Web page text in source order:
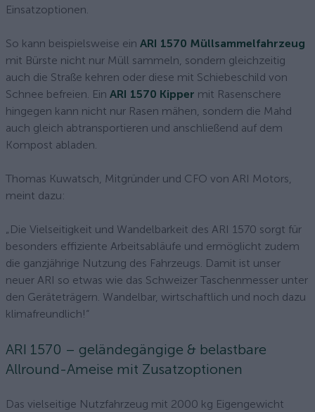
Einsatzoptionen.
So kann beispielsweise ein ARI 1570 Müllsammelfahrzeug
mit Bürste nicht nur Müll sammeln, sondern gleichzeitig
auch die Straße kehren oder diese mit Schiebeschild von
Schnee befreien. Ein ARI 1570 Kipper mit Rasenschere
hingegen kann nicht nur Rasen mähen, sondern die Mahd
auch gleich abtransportieren und anschließend auf dem
Kompost abladen.
Thomas Kuwatsch, Mitgründer und CFO von ARI Motors,
meint dazu:
„Die Vielseitigkeit und Wandelbarkeit des ARI 1570 sorgt für
besonders effiziente Arbeitsabläufe und ermöglicht zudem
die ganzjährige Nutzung des Fahrzeugs. Damit ist unser
neuer ARI so etwas wie das Schweizer Taschenmesser unter
den Geräteträgern. Wandelbar, wirtschaftlich und noch dazu
klimafreundlich!“
ARI 1570 – geländegängige & belastbare
Allround-Ameise mit Zusatzoptionen
Das vielseitige Nutzfahrzeug mit 2000 kg Eigengewicht